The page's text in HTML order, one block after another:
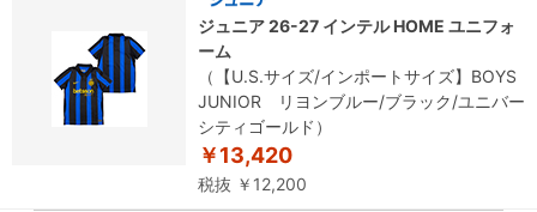
ジュニア 26-27 インテル HOME ユニフォ
ーム
（【U.S.サイズ/インポートサイズ】BOYS
JUNIOR リヨンブルー/ブラック/ユニバー
シティゴールド）
￥13,420
税抜 ￥12,200